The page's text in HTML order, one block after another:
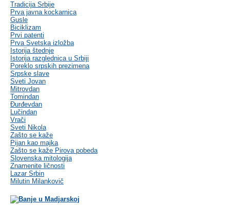
Tradicija Srbije
Prva javna kockarnica
Gusle
Biciklizam
Prvi patenti
Prva Svetska izložba
Istorija štednje
Istorija razglednica u Srbiji
Poreklo srpskih prezimena
Srpske slave
Sveti Jovan
Mitrovdan
Tomindan
Đurđevdan
Lučindan
Vrači
Sveti Nikola
Zašto se kaže
Pijan kao majka
Zašto se kaže Pirova pobeda
Slovenska mitologija
Znamenite ličnosti
Lazar Srbin
Milutin Milankovič